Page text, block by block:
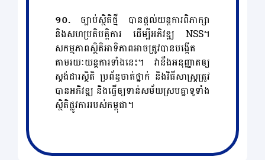
១០. ច្បាប់ស្ថិតិថ្មី បានផ្ដល់យន្តការពិភាក្សា
និងសហប្រតិបត្តិការ ដើម្បីអភិវឌ្ឍ NSS។
សកម្មភាពស្ថិតិអាទិភាពអាចត្រូវបានបង្កើត
តាមរយៈយន្តការទាំងនេះ។ វានឹងអនុញ្ញាតឲ្យ
ស្តង់ដារស្ថិតិ ប្រព័ន្ធចាត់ថ្នាក់ និងវិធីសាស្ត្រត្រូវ
បានអភិវឌ្ឍ និងធ្វើឲ្យទាន់សម័យស្របគ្នាទូទាំង
ស្ថិតិផ្លូវការរបស់កម្ពុជា។